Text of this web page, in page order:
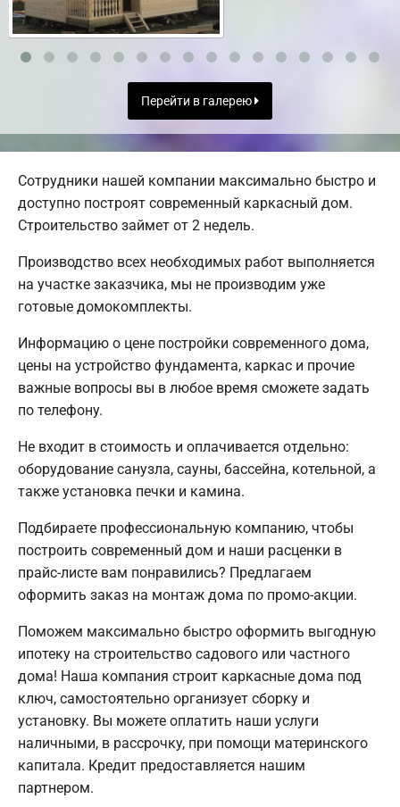
Перейти в галерею
Сотрудники нашей компании максимально быстро и
доступно построят современный каркасный дом.
Строительство займет от 2 недель.
Производство всех необходимых работ выполняется
на участке заказчика, мы не производим уже
готовые домокомплекты.
Информацию о цене постройки современного дома,
цены на устройство фундамента, каркас и прочие
важные вопросы вы в любое время сможете задать
по телефону.
Не входит в стоимость и оплачивается отдельно:
оборудование санузла, сауны, бассейна, котельной, а
также установка печки и камина.
Подбираете профессиональную компанию, чтобы
построить современный дом и наши расценки в
прайс-листе вам понравились? Предлагаем
оформить заказ на монтаж дома по промо-акции.
Поможем максимально быстро оформить выгодную
ипотеку на строительство садового или частного
дома! Наша компания строит каркасные дома под
ключ, самостоятельно организует сборку и
установку. Вы можете оплатить наши услуги
наличными, в рассрочку, при помощи материнского
капитала. Кредит предоставляется нашим
партнером.